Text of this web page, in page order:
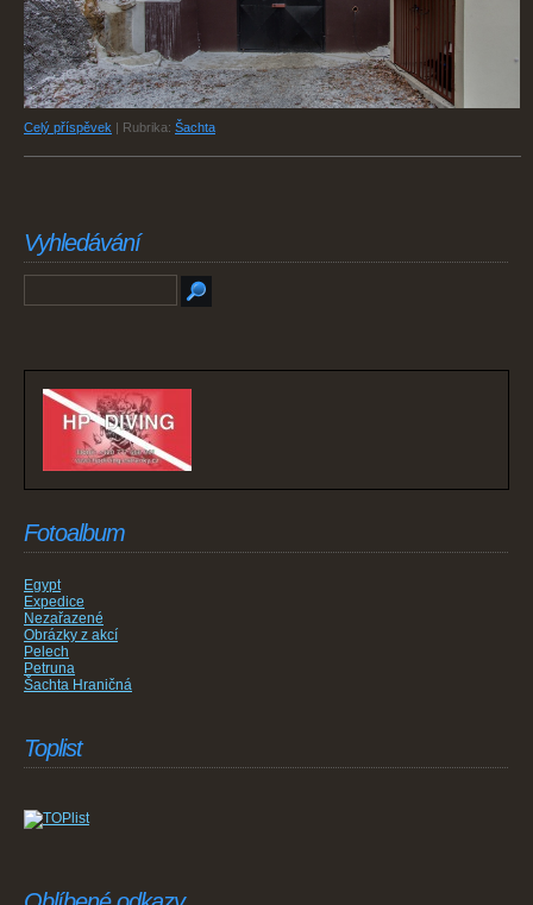
Celý příspěvek Rubrika: Šachta
Vyhledávání
Fotoalbum
Egypt
Expedice
Nezařazené
Obrázky z akcí
Pelech
Petruna
Šachta Hraničná
Toplist